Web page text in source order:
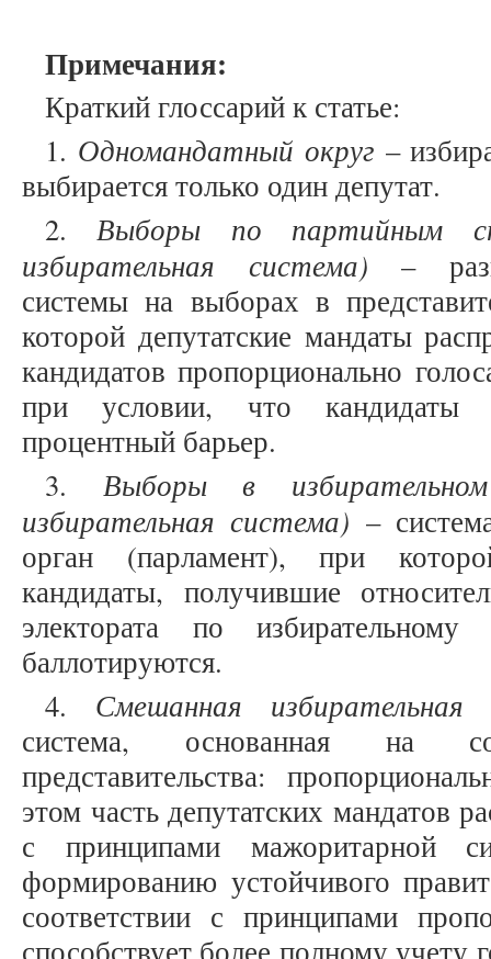
Примечания:
Краткий глоссарий к статье:
1. Одномандатный округ –
выбирается только один депутат.
2.Выборы по партийным
избирательная система) –
системы на выборах в
которой депутатские мандаты
кандидатов пропорционально
при условии, что кандидаты
процентный барьер.
3. Выборы в
избирательная система) –
орган (парламент), при
кандидаты, получившие
электората по
баллотируются.
4. Смешанная избирательная
система, основанная на
представительства:
этом часть депутатских мандатов
с принципами мажоритарной
формированию устойчивого
соответствии с принципами